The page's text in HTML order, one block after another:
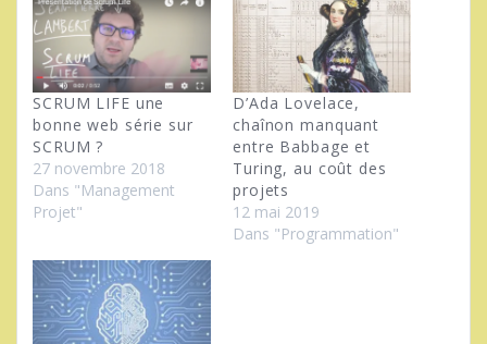
SCRUM LIFE une
bonne web série sur
SCRUM ?
27 novembre 2018
Dans "Management
Projet"
D’Ada Lovelace,
chaînon manquant
entre Babbage et
Turing, au coût des
projets
12 mai 2019
Dans "Programmation"